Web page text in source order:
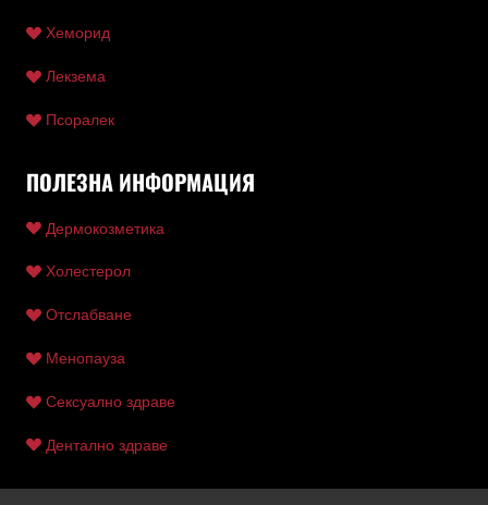
Хеморид
Лекзема
Псоралек
ПОЛЕЗНА ИНФОРМАЦИЯ
Дермокозметика
Холестерол
Отслабване
Менопауза
Сексуално здраве
Дентално здраве